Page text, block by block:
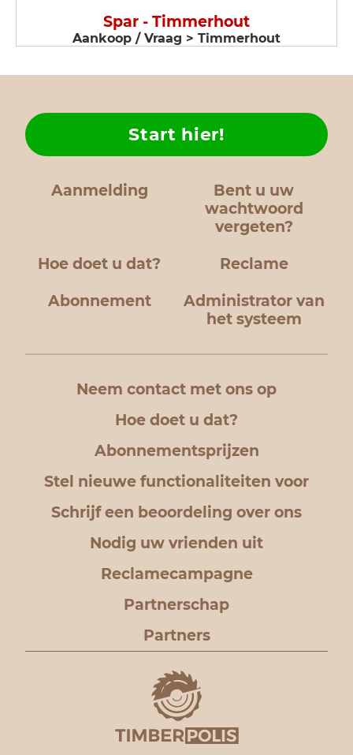
Spar - Timmerhout
Aankoop / Vraag > Timmerhout
Aanmelding
Bent u uw
wachtwoord
vergeten?
Hoe doet u dat?
Start hier!
Reclame
Abonnement
Administrator van
het systeem
Neem contact met ons op
Hoe doet u dat?
Abonnementsprijzen
Stel nieuwe functionaliteiten voor
Schrijf een beoordeling over ons
Nodig uw vrienden uit
Reclamecampagne
Partnerschap
Partners